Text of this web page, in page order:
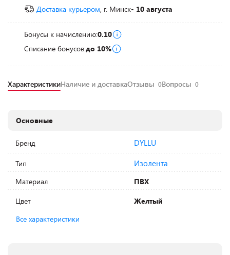
Доставка курьером, г. Минск- 10 августа
Бонусы к начислению:0.10
Списание бонусов:до 10%
ХарактеристикиНаличие и доставкаОтзывы 0Вопросы 0
Основные
Бренд DYLLU
Тип Изолента
Материал
ПВХ
Цвет
Желтый
Все характеристики